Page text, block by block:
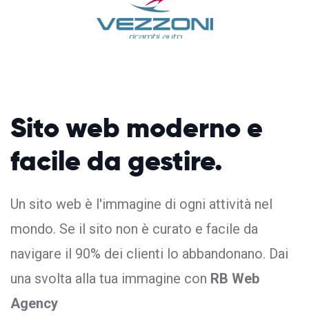
Sito web modernoe
facile da gestire.
Un sito web è l'immagine di ogni attività nel
mondo. Se il sito non è curato e facile da
navigare il 90% dei clienti lo abbandonano. Dai
una svolta alla tua immagine con RB Web
Agency